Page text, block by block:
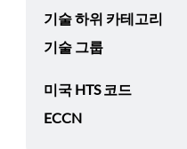
기술 하위 카테고리
기술 그룹
미국 HTS 코드
ECCN